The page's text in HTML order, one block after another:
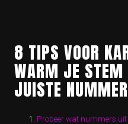
8 TIPS VOOR
WARM JE STEM
JUISTE
Probeer wat nummers